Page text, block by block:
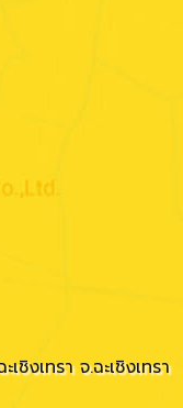
งเทรา จ.ฉะเชิงเทรา